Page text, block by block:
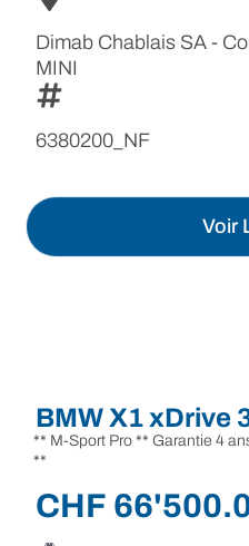
Dimab Chablais SA -
MINI
6380200_NF
Voir
BMW X1 xDrive
** M-Sport Pro ** Garantie 4
**
CHF